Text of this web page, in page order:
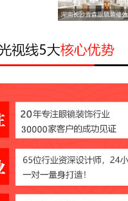
湖南长沙青森眼镜装修